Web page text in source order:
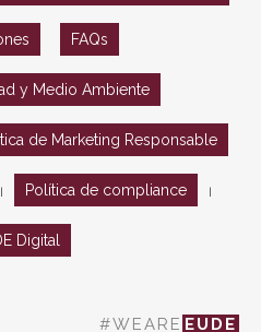
FAQs
y Medio Ambiente
de Marketing Responsable
Política de compliance
Digital
#WEARE EUDE